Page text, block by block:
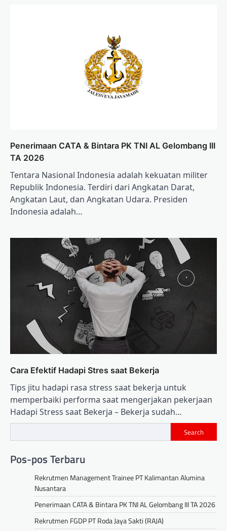
Penerimaan CATA & Bintara PK TNI AL Gelombang III
TA 2026
Tentara Nasional Indonesia adalah kekuatan militer
Republik Indonesia. Terdiri dari Angkatan Darat,
Angkatan Laut, dan Angkatan Udara. Presiden
Indonesia adalah…
Cara Efektif Hadapi Stres saat Bekerja
Tips jitu hadapi rasa stress saat bekerja untuk
memperbaiki performa saat mengerjakan pekerjaan
Hadapi Stress saat Bekerja – Bekerja sudah…
Search
Pos-pos Terbaru
Rekrutmen Management Trainee PT Kalimantan Alumina
Nusantara
Penerimaan CATA & Bintara PK TNI AL Gelombang III TA 2026
Rekrutmen FGDP PT Roda Jaya Sakti (RAJA)